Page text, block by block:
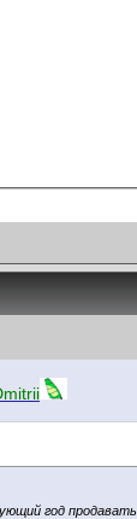
год продавать.